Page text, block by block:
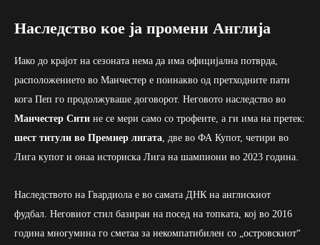
Наследство кое ја промени Англија
Иако до крајот на сезоната нема да има официјална потврда,
расположението во Манчестер е поинакво од претходните пати
кога Пеп го продолжуваше договорот. Неговото наследство во
Манчестер Сити не се мери само со трофеите, а ги има на претек:
шест титули во Премиер лигата , две во ФА Купот, четири во
Лига купот и онаа историска Лига на шампиони во 2023 година.
Наследството на Гвардиола е во самата ДНК на англискиот
фудбал. Неговиот стил базиран на посед на топката, кој во 2016
година многумина го сметаа за некомпатибилен со „островскиот“